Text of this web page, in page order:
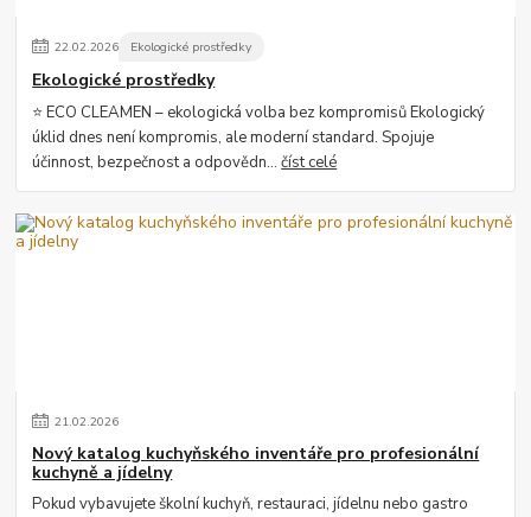
22.02.2026 Ekologické prostředky
Ekologické prostředky
⭐ ECO CLEAMEN – ekologická volba bez kompromisů Ekologický
úklid dnes není kompromis, ale moderní standard. Spojuje
účinnost, bezpečnost a odpovědn...číst celé
21.02.2026
Nový katalog kuchyňského inventáře pro profesionální
kuchyně a jídelny
Pokud vybavujete školní kuchyň, restauraci, jídelnu nebo gastro